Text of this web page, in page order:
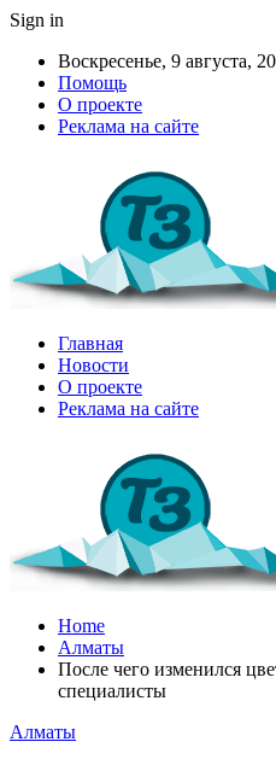
Sign in
Воскресенье, 9 августа,
Помощь
О проекте
Реклама на сайте
Главная
Новости
О проекте
Реклама на сайте
Home
Алматы
После чего изменился
специалисты
Алматы